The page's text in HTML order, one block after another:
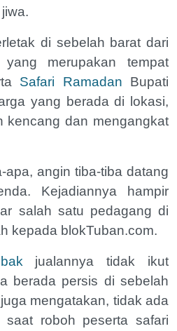
di sebelah barat dari
merupakan tempat
Safari Ramadan Bupati
yang berada di lokasi,
kencang dan mengangkat
apa, angin tiba-tiba datang
Kejadiannya hampir
salah satu pedagang di
kepada blokTuban.com.
jualannya tidak ikut
berada persis di sebelah
mengatakan, tidak ada
roboh peserta safari